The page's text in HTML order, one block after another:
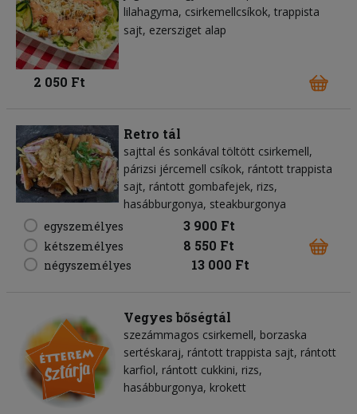
lilahagyma csirkemellcsíkok trappista
sajt ezersziget alap
2 050 Ft
Retro tál
sajttal és sonkával töltött csirkemell,
párizsi jércemell csíkok, rántott trappista
sajt, rántott gombafejek, rizs,
hasábburgonya, steakburgonya
egyszemélyes
3 900 Ft
kétszemélyes 8 550 Ft
négyszemélyes 13 000 Ft
Vegyes bőségtál
szezámmagos csirkemell, borzaska
sertéskaraj, rántott trappista sajt, rántott
karfiol, rántott cukkini, rizs,
hasábburgonya, krokett